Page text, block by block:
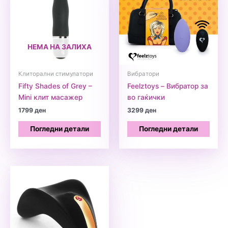
НЕМА НА ЗАЛИХА
Клиторални стимулатори
Fifty Shades of Grey –
Mini клит масажер
1799ден
Погледни детали
Вибратори
Feelztoys – Вибратор за
во гаќички
3299ден
Погледни детали